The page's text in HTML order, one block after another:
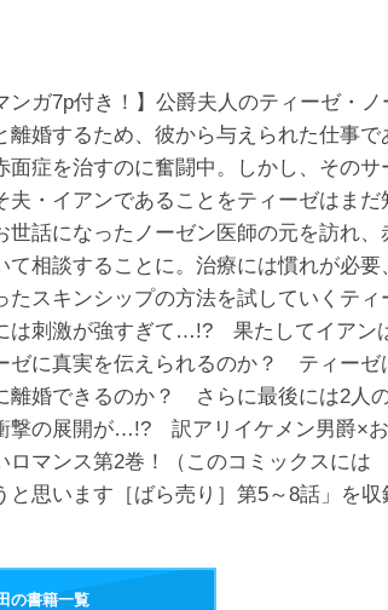
ンガ7p付き！】公爵夫人のティーゼ・ノ
離婚するため、彼から与えられた仕事で
面症を治すのに奮闘中。しかし、そのサ
夫・イアンであることをティーゼはまだ
世話になったノーゼン医師の元を訪れ、
て相談することに。治療には慣れが必要
たスキンシップの方法を試していくティ
は刺激が強すぎて…!? 果たしてイアン
ゼに真実を伝えられるのか？ ティーゼ
離婚できるのか？ さらに最後には2人
撃の展開が…!? 訳アリイケメン男爵×
ロマンス第2巻！（このコミックスには
と思います［ばら売り］第5～8話」を収
の書籍一覧